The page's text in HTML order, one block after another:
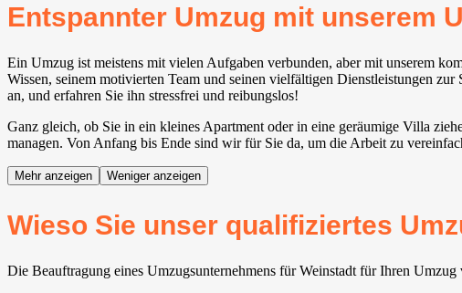
Entspannter Umzug mit unserem
Ein Umzug ist meistens mit vielen Aufgaben verbunden, aber mit unserem
Wissen, seinem motivierten Team und seinen vielfältigen Dienstleistungen
an, und erfahren Sie ihn stressfrei und reibungslos!
Ganz gleich, ob Sie in ein kleines Apartment oder in eine geräumige Villa
managen. Von Anfang bis Ende sind wir für Sie da, um die Arbeit zu
Mehr anzeigen Weniger anzeigen
Wieso Sie unser qualifiziertes
Die Beauftragung eines Umzugsunternehmens für Weinstadt⁠ für Ihren